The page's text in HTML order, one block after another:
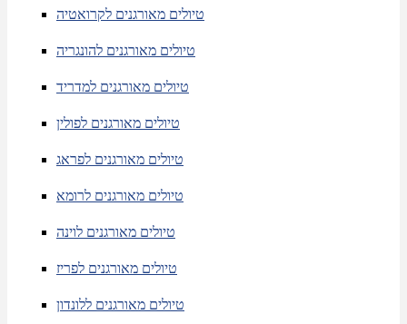
טיולים מאורגנים לקרואטיה
טיולים מאורגנים להונגריה
טיולים מאורגנים למדריד
טיולים מאורגנים לפולין
טיולים מאורגנים לפראג
טיולים מאורגנים לרומא
טיולים מאורגנים לוינה
טיולים מאורגנים לפריז
טיולים מאורגנים ללונדון